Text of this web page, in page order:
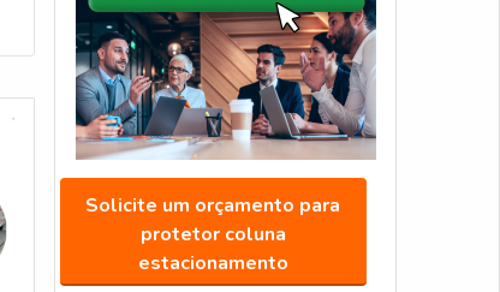
Solicite um orçamento para
protetor coluna
estacionamento